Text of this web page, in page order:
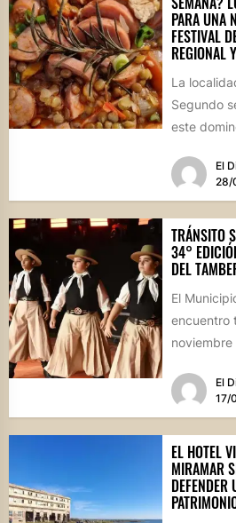
PARA UNA
FESTIVAL
REGIONAL
La
Segundo
este
El
28/
TRÁNSITO
34°
DEL
El
encuentro
El
17/
EL HOTEL
MIRAMAR
DEFENDER